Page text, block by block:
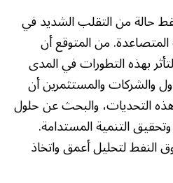
حالة من التقلب الشديد في
من المتوقع أن
بهذه التطورات في المدى
والشركات والمستثمرين أن
التحديات، والبحث عن حلول
التنمية المستدامة.
النفط لتحليل أعمق واتخاذ